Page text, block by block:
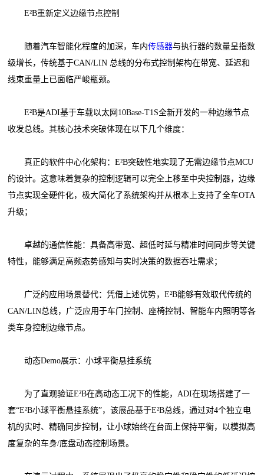
E²B重新定义边缘节点控制
随着汽车智能化程度的加深，车内传感器与执行器的数量呈指数
级增长，传统基于CAN/LIN 总线的分布式控制架构在带宽、延迟和
线束重量上已面临严峻瓶颈。
E²B是ADI基于车载以太网10Base-T1S全新开发的一种边缘节点
收发总线。其核心技术突破体现在以下几个维度：
真正的软件中心化架构：E²B突破性地实现了无需边缘节点MCU
的设计。这意味着复杂的控制逻辑可以完全上移至中央控制器，边缘
节点实现全硬件化，极大简化了系统架构并从根本上支持了全车OTA
升级；
卓越的通信性能：具备高带宽、超低时延与精准时间同步等关键
特性，能够满足高频态势感知与实时决策的数据吞吐需求；
广泛的应用场景替代：凭借上述优势，E²B能够有效取代传统的
CAN/LIN总线，广泛应用于车门控制、座椅控制、智能车内照明等各
类车身控制边缘节点。
动态Demo展示：小球平衡悬挂系统
为了直观验证E²B在高动态工况下的性能，ADI在现场搭建了一
套“E²B小球平衡悬挂系统”，该展品基于E²B总线，通过对4个独立电
机的实时、精确同步控制，让小球始终在台面上保持平衡，以模拟高
度复杂的车身/底盘动态控制场景。